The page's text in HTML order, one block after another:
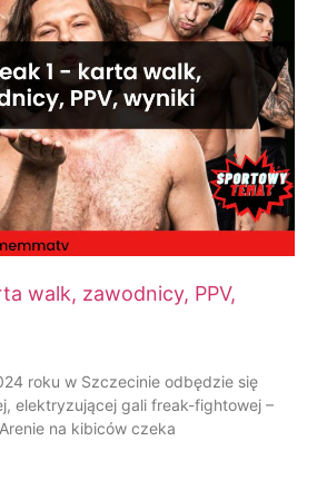
walk, zawodnicy, PPV,
roku w Szczecinie odbędzie się
elektryzującej gali freak-fightowej –
na kibiców czeka